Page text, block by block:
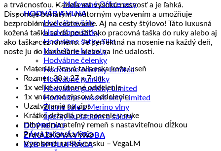
Maľované Office sety
HODVÁB A VLNA
Hodvábne šále
Hodvábne šatky
Hodvábne šatky Slim
Hodvábne kravaty
Hodvábne čelenky
Hodvábne čelenky Limited
Hodvábne gumičky
Hodvábne gumičky Limited
Hodvábne vlasové sety Limited
Zimné šále z Merino vlny
Šperky ku šatkám a šálom
DOPREDAJ
ZÁKAZKOVÁ VÝROBA
B2B SPOLUPRÁCA
a trvácnosťou. Kabela má vysokú nosnosť a je ľahká.
Disponuje bohatým vnútorným vybavením a umožňuje
bezproblémové cestovanie. Aj na cesty štýlovo! Táto luxusná
kožená taška sa dá použiť ako pracovná taška do ruky alebo aj
ako taška cez rameno. Je perfektná na nosenie na každý deň,
noste ju do kancelárie alebo na iné udalosti.
Materiál: Pravá talianska koža/useň
Rozmer: 38 x 27 x 7 cm
1x veľké vnútorné oddelenie
1x vnútorné zipsové oddelenie
Uzatváranie na zips
Krátke držadlá pre nosenie v ruke
Dlhý odnímateľný remeň s nastaviteľnou dĺžkou
Pravá talianska koža
Vyrobené na Slovensku – VegaLM